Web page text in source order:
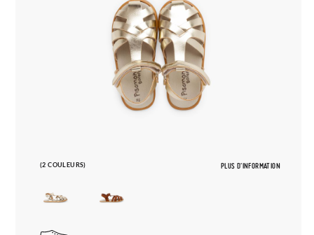
(2 COULEURS) PLUS D'INFORMATION